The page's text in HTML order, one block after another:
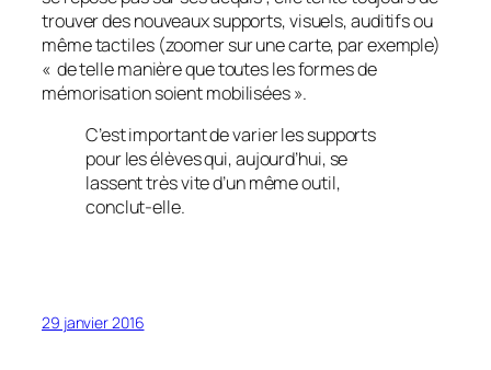
trouver des nouveaux supports, visuels, auditifs ou
même tactiles (zoomer sur une carte, par exemple)
« de telle manière que toutes les formes de
mémorisation soient mobilisées».
C’est important de varier les supports
pour les élèves qui, aujourd’hui, se
lassent très vite d’un même outil,
conclut-elle.
29 janvier 2016